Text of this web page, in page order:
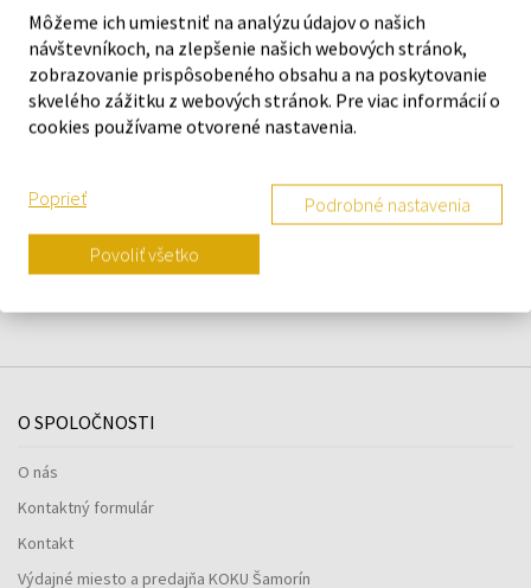
DETAILY
O ZNAČKE
Náš výber na mieru presne pre
vás
O SPOLOČNOSTI
O nás
Kontaktný formulár
Kontakt
Výdajné miesto a predajňa KOKU Šamorín
Môžeme ich umiestniť na analýzu údajov o našich
návštevníkoch, na zlepšenie našich webových stránok,
zobrazovanie prispôsobeného obsahu a na poskytovanie
skvelého zážitku z webových stránok. Pre viac informácií o
cookies používame otvorené nastavenia.
Poprieť Podrobné nastavenia
Povoliť všetko